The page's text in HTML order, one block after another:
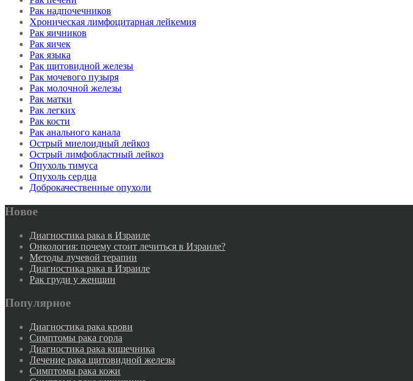
Рак надпочечников
Хроническая лимфоцитарная лейкемия
Рак яичников
Рак яичек
Рак языка
Рак щитовидной железы
Рак мочевого пузыря
Рак молочной железы
Рак матки
Рак легких
Рак кости
Рак анального канала
Острый миелоидный лейкоз
Острый лимфобластный лейкоз
Опухоль тимуса
Опухоль сердца
Доброкачественные опухоли
Новое
Диагностика рака в Израиле
Онкология: почему стоит лечиться в Израиле?
Методы лучевой терапии
Диагностика рака в Израиле
Рак груди у женщин
Популярное
Диагностика рака крови
Симптомы рака горла
Диагностика рака кишечника
Лечение рака щитовидной железы
Симптомы рака кожи